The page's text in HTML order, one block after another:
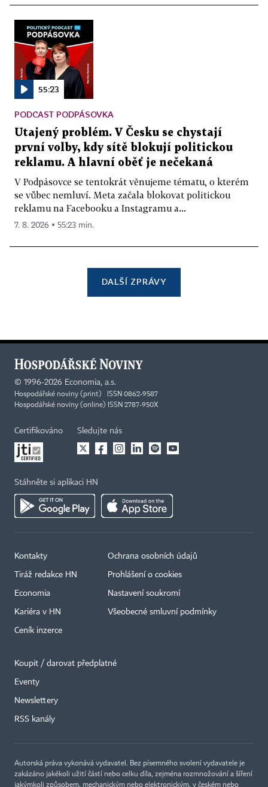
55:23
PODCAST PODPÁSOVKA
Utajený problém. V Česku se chystají
první volby, kdy sítě blokují politickou
reklamu. A hlavní oběť je nečekaná
V Podpásovce se tentokrát věnujeme tématu, o kterém
se vůbec nemluví. Meta začala blokovat politickou
reklamu na Facebooku a Instagramu a...
7. 8. 2026 ▪ 55:23 min.
DALŠÍ ZPRÁVY
© 1996-2026 Economia, a.s.
Hospodářské noviny (print) ISSN 0862-9587
Hospodářské noviny (online) ISSN 2787-950X
Certifikováno Sledujte nás
Stáhněte si aplikaci HN
Kontakty
Tiráž redakce HN
Economia
Kariéra v HN
Ceník inzerce
Ochrana osobních údajů
Prohlášení o cookies
Nastavení soukromí
Všeobecné smluvní podmínky
Koupit / darovat předplatné
Eventy
Newslettery
RSS kanály
Autorská práva vykonává vydavatel. Bez písemného svolení vydavatele je
zakázáno jakékoli užití částí nebo celku díla, zejména rozmnožování a šíření
jakýmkoli způsobem, mechanickým nebo elektronickým, v českém nebo